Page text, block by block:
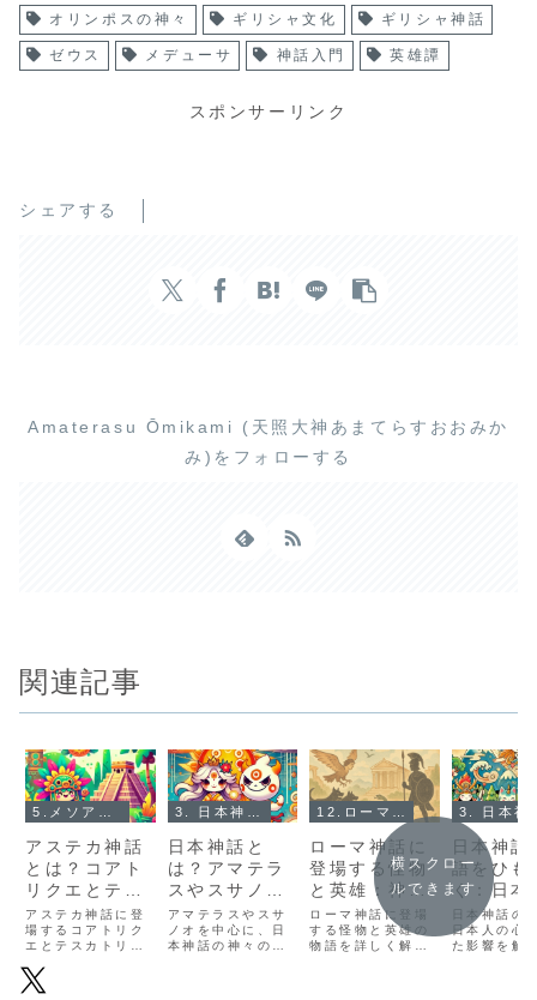
オリンポスの神々 ギリシャ文化 ギリシャ神話
ゼウス メデューサ 神話入門 英雄譚
スポンサーリンク
シェアする
Amaterasu Ōmikami (天照大神あまてらすおおみか
み)をフォローする
関連記事
アステカ神話
とは？コアト
リクエとテス
カトリポカの
物語
アステカ神話に登
場するコアトリク
エとテスカトリポ
大地の女神コアト
リクエと夜の神テ
日本神話と
は？アマテラ
スやスサノオ
が活躍する
神々の物語
アマテラスやスサ
ノオを中心に、日
本神話の神々の物
ローマ神話に
登場する怪物
と英雄：神話
の中の冒険譚
ローマ神話に登場
する怪物と英雄の
物語を詳しく解
日本神話
語をひも
く：日本
心に刻
神々
日本神話の
日本人の心
た影響を解
横スクロー
ルできます